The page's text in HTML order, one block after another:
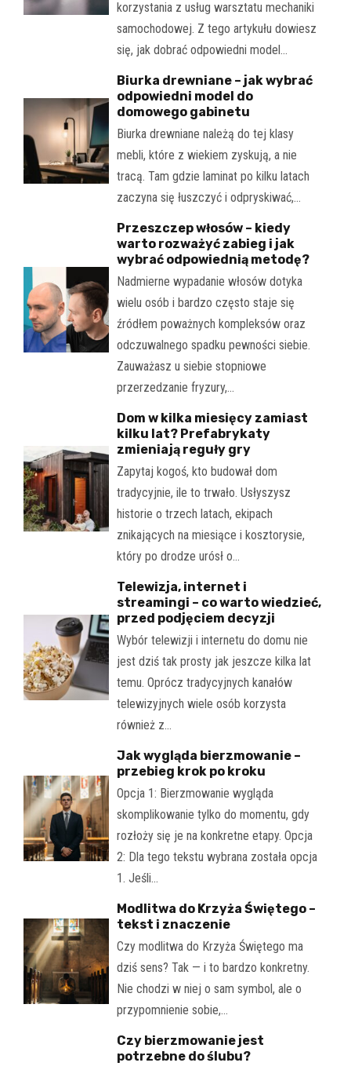
korzystania z usług warsztatu mechaniki
samochodowej. Z tego artykułu dowiesz
się, jak dobrać odpowiedni model…
Biurka drewniane – jak wybrać
odpowiedni model do
domowego gabinetu
Biurka drewniane należą do tej klasy
mebli, które z wiekiem zyskują, a nie
tracą. Tam gdzie laminat po kilku latach
zaczyna się łuszczyć i odpryskiwać,…
Przeszczep włosów – kiedy
warto rozważyć zabieg i jak
wybrać odpowiednią metodę?
Nadmierne wypadanie włosów dotyka
wielu osób i bardzo często staje się
źródłem poważnych kompleksów oraz
odczuwalnego spadku pewności siebie.
Zauważasz u siebie stopniowe
przerzedzanie fryzury,…
Dom w kilka miesięcy zamiast
kilku lat? Prefabrykaty
zmieniają reguły gry
Zapytaj kogoś, kto budował dom
tradycyjnie, ile to trwało. Usłyszysz
historie o trzech latach, ekipach
znikających na miesiące i kosztorysie,
który po drodze urósł o…
Telewizja, internet i
streamingi – co warto wiedzieć,
przed podjęciem decyzji
Wybór telewizji i internetu do domu nie
jest dziś tak prosty jak jeszcze kilka lat
temu. Oprócz tradycyjnych kanałów
telewizyjnych wiele osób korzysta
również z…
Jak wygląda bierzmowanie –
przebieg krok po kroku
Opcja 1: Bierzmowanie wygląda
skomplikowanie tylko do momentu, gdy
rozłoży się je na konkretne etapy. Opcja
2: Dla tego tekstu wybrana została opcja
1. Jeśli…
Modlitwa do Krzyża Świętego –
tekst i znaczenie
Czy modlitwa do Krzyża Świętego ma
dziś sens? Tak — i to bardzo konkretny.
Nie chodzi w niej o sam symbol, ale o
przypomnienie sobie,…
Czy bierzmowanie jest
potrzebne do ślubu?